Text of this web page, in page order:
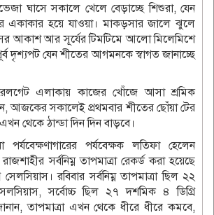
ঘাসে সকালে খেলে বেড়াচ্ছে শিশুরা, যেন
একাকার হয়ে যাওয়া। মাকড়সার জালে ঝুলে
আকাশ আর সূর্যের টিমটিমে আলো মিলেমিশে
দৃশ্যপট যেন শীতের আগমনকে স্বাগত জানাচ্ছে
এলাকায় কাজের খোঁজে আসা শ্রমিক
আজকের সকালেই প্রথমবার শীতের ছোঁয়া টের
থেকে ঠান্ডা দিন দিন বাড়বে।
পর্যবেক্ষণাগারের পর্যবেক্ষক লতিফা হেলেন
সর্বনিম্ন তাপমাত্রা রেকর্ড করা হয়েছে
রবিবার সর্বনিম্ন তাপমাত্রা ছিল ২২
সর্বোচ্চ ছিল ২৭ দশমিক ৪ ডিগ্রি
তাপমাত্রা এখন থেকে ধীরে ধীরে কমবে,